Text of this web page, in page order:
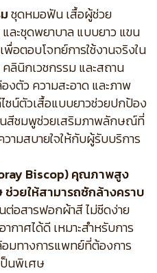
ชุดหมอฟัน เสื้อผู้ช่วย
ละชุดพยาบาล แบบยาว แขน
อตอบโจทย์การใช้งานจริงใน
ลินิกเวชกรรม และสถาน
ตัว ความสะอาด และภาพ
น์ตัวเสื้อแบบยาวช่วยปกป้อง
นสีชมพูช่วยเสริมภาพลักษณ์ที่
ามสบายใจให้กับผู้รับบริการ
Biscop) คุณภาพสูง
วยให้สามารถซักล้างคราบ
ต่อสารฟอกผ้าสี ไม่ซีดง่าย
กาศได้ดี เหมาะสำหรับการ
มทางการแพทย์ที่ต้องการ
ป็นพิเศษ